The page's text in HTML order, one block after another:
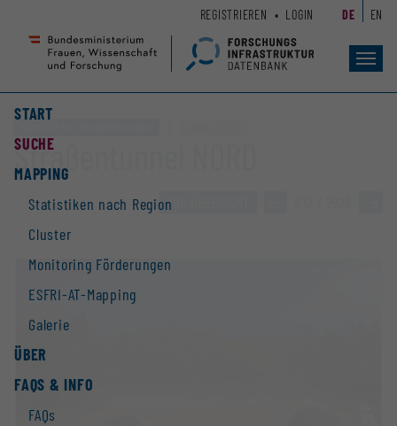
Seiteninhalt
Accesskey
Hauptnavigation
Accesskey
START
SUCHE
MAPPING
Statistiken nach Region
Cluster
Monitoring Förderungen
ESFRI-AT-Mapping
Galerie
ÜBER
FAQS & INFO
FAQs
REGISTRIEREN LOGIN DE EN
Straßentunnel NORD
ZUR ÜBERSICHT